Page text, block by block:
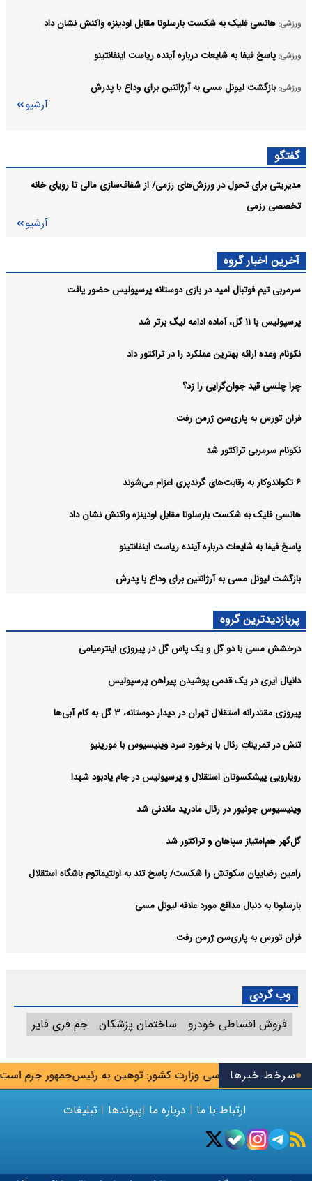
سرخط خبرها
معاون سیاسی وزارت کشور: توهین به رئیس‌جمهور جرم است/
ورزشی: هانسی فلیک به شکست بارسلونا مقابل اودینزه واکنش نشان داد
ورزشی: پاسخ فیفا به شایعات درباره آینده ریاست اینفانتینو
ورزشی: بازگشت لیونل مسی به آرژانتین برای وداع با پدرش
آرشیو
گفتگو
مدیریتی برای تحول در ورزش‌های رزمی/ از شفاف‌سازی مالی تا رویای خانه
تخصصی رزمی
آرشیو
آخرین اخبار گروه
سرمربی تیم فوتبال امید در بازی دوستانه پرسپولیس حضور یافت
پرسپولیس با ۱۱ گل، آماده ادامه لیگ برتر شد
نکونام وعده ارائه بهترین عملکرد را در تراکتور داد
چرا چلسی قید جوان‌گرایی را زد؟
فران تورس به پاری‌سن ژرمن رفت
نکونام سرمربی تراکتور شد
۶ تکواندوکار به رقابت‌های گرندپری اعزام می‌شوند
هانسی فلیک به شکست بارسلونا مقابل اودینزه واکنش نشان داد
پاسخ فیفا به شایعات درباره آینده ریاست اینفانتینو
بازگشت لیونل مسی به آرژانتین برای وداع با پدرش
پربازدیدترین گروه
درخشش مسی با دو گل و یک پاس گل در پیروزی اینترمیامی
دانیال ایری در یک قدمی پوشیدن پیراهن پرسپولیس
پیروزی مقتدرانه استقلال تهران در دیدار دوستانه، ۳ گل به کام آبی‌ها
تنش در تمرینات رئال با برخورد سرد وینیسیوس با مورینیو
رویارویی پیشکسوتان استقلال و پرسپولیس در جام یادبود شهدا
وینیسیوس جونیور در رئال مادرید ماندنی شد
گل‌گهر هم‌امتیاز سپاهان و تراکتور شد
رامین رضاییان سکوتش را شکست/ پاسخ تند به اولتیماتوم باشگاه استقلال
بارسلونا به دنبال مدافع مورد علاقه لیونل مسی
فران تورس به پاری‌سن ژرمن رفت
وب گردی
فروش اقساطی خودرو
ساختمان پزشکان جم فری فایر
ارتباط با ما | درباره ما |پیوندها | تبلیغات